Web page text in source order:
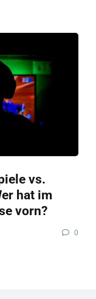
vs.
hat im
vorn?
0